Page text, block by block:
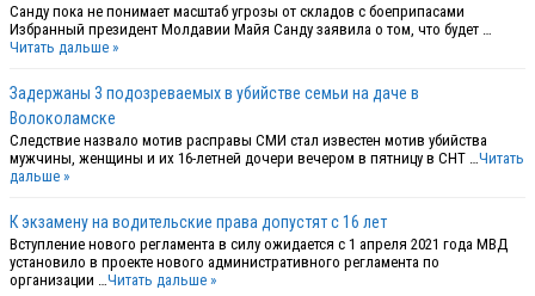
Санду пока не понимает масштаб угрозы от складов с боеприпасами
Избранный президент Молдавии Майя Санду заявила о том, что будет …
Читать дальше »
Задержаны 3 подозреваемых в убийстве семьи на даче в
Волоколамске
Следствие назвало мотив расправы СМИ стал известен мотив убийства
мужчины, женщины и их 16-летней дочери вечером в пятницу в СНТ … Читать
дальше »
К экзамену на водительские права допустят с 16 лет
Вступление нового регламента в силу ожидается с 1 апреля 2021 года МВД
установило в проекте нового административного регламента по
организации … Читать дальше »